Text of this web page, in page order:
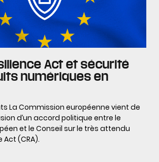
Act et sécurité
numériques en
La Commission européenne vient de
d’un accord politique entre le
et le Conseil sur le très attendu
Act (CRA).